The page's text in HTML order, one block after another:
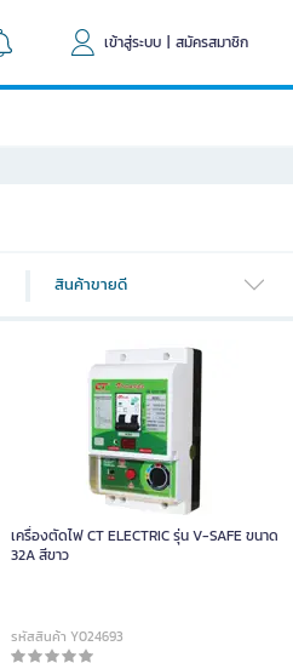
เข้าสู่ระบบ | สมัครสมาชิก
สินค้าขายดี
เครื่องตัดไฟ CT ELECTRIC รุ่น V-SAFE ขนาด
32A สีขาว
รหัสสินค้า Y024693